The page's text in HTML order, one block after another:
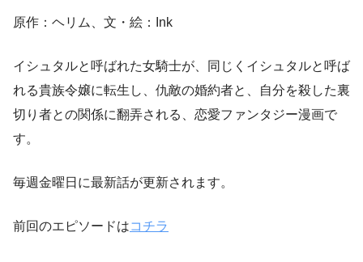
原作：ヘリム、文・絵：Ink
イシュタルと呼ばれた女騎士が、同じくイシュタルと呼ば
れる貴族令嬢に転生し、仇敵の婚約者と、自分を殺した裏
切り者との関係に翻弄される、恋愛ファンタジー漫画で
す。
毎週金曜日に最新話が更新されます。
前回のエピソードはコチラ